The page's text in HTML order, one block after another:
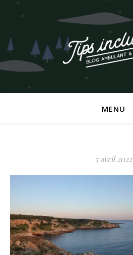
MENU
5 avril 2022